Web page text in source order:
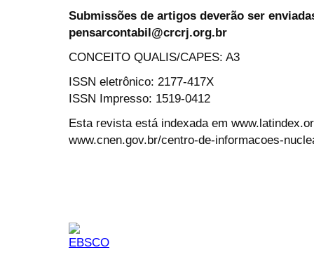
Submissões de artigos deverão ser
pensarcontabil@crcrj.org.br
CONCEITO QUALIS/CAPES: A3
ISSN eletrônico: 2177-417X
ISSN Impresso: 1519-0412
Esta revista está indexada em
www.cnen.gov.br/centro-de-informacoes-